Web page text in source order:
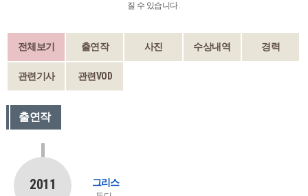
질 수 있습니다.
전체보기 출연작 사진 수상내역 경력
관련기사 관련VOD
출연작
2011 그리스